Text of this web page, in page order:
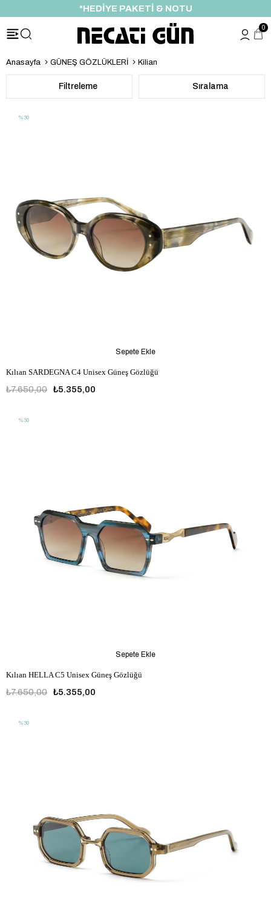
ÖZEL İNDİRİM FIRSATI
0
Anasayfa GÜNEŞ GÖZLÜKLERİ Kilian
Filtreleme Sıralama
Kılıan SARDEGNA C4 Unisex Güneş Gözlüğü
₺5.355,00
₺7.650,00
Sepete Ekle
%30
Kılıan HELLA C5 Unisex Güneş Gözlüğü
₺5.355,00
₺7.650,00
Sepete Ekle
%30
%30